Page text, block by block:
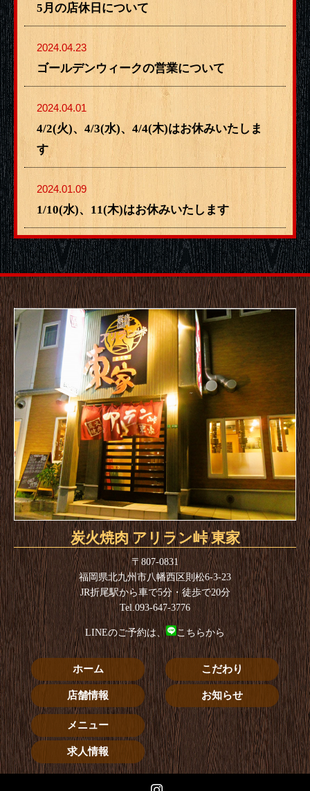
5月の店休日について
2024.04.23
ゴールデンウィークの営業について
2024.04.01
4/2(火)、4/3(水)、4/4(木)はお休みいたしま
す
2024.01.09
1/10(水)、11(木)はお休みいたします
炭火焼肉アリラン峠 東家
〒807-0831
福岡県北九州市八幡西区則松6-3-23
JR折尾駅から車で5分・徒歩で20分
Tel.093-647-3776
LINEのご予約は、 こちらから
ホーム
店舗情報
こだわり
お知らせ
メニュー
求人情報